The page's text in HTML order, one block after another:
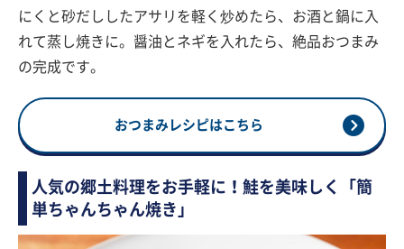
にくと砂だししたアサリを軽く炒めたら、お酒と鍋に入
れて蒸し焼きに。醤油とネギを入れたら、絶品おつまみ
の完成です。
おつまみレシピはこちら
人気の郷土料理をお手軽に！鮭を美味しく「簡
単ちゃんちゃん焼き」